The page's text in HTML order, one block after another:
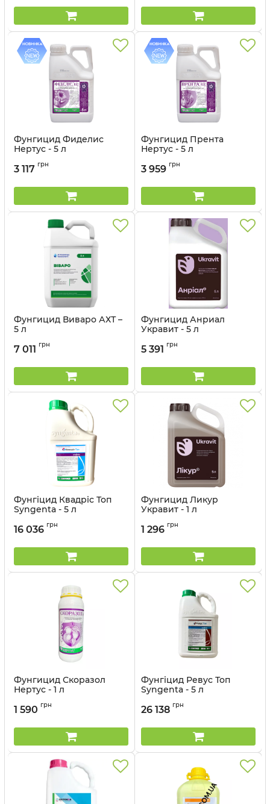
Фунгицид Фиделис
Нертус - 5 л
3 117 грн
Фунгицид Прента
Нертус - 5 л
3 959 грн
Фунгицид Виваро АХТ –
5 л
7 011 грн
Фунгицид Анриал
Укравит - 5 л
5 391 грн
Фунгіцид Квадріс Топ
Syngenta - 5 л
16 036 грн
Фунгицид Ликур
Укравит - 1 л
1 296 грн
Фунгицид Скоразол
Нертус - 1 л
1 590 грн
Фунгіцид Ревус Топ
Syngenta - 5 л
26 138 грн